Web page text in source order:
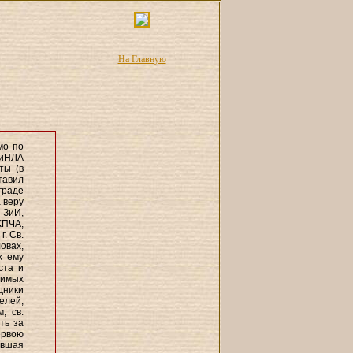
по
(в
веру
ЗиИ,
Св.
ему
и
св.
за
На Главную